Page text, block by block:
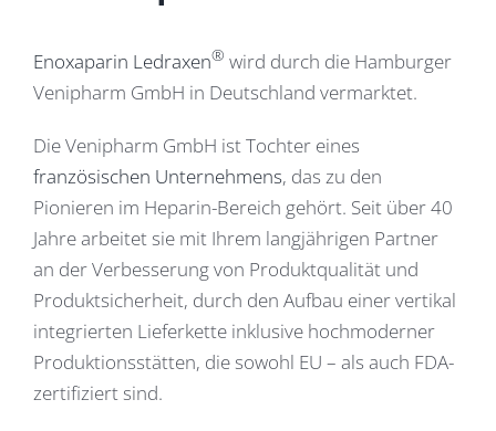
Enoxaparin Ledraxen® wird durch die Hamburger
Venipharm GmbH in Deutschland vermarktet.
Die Venipharm GmbH ist Tochter eines
französischen Unternehmens, das zu den
Pionieren im Heparin-Bereich gehört. Seit über 40
Jahre arbeitet sie mit Ihrem langjährigen Partner
an der Verbesserung von Produktqualität und
Produktsicherheit, durch den Aufbau einer vertikal
integrierten Lieferkette inklusive hochmoderner
Produktionsstätten, die sowohl EU – als auch FDA-
zertifiziert sind.